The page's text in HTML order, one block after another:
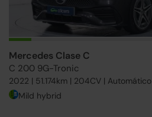
Mercedes Clase C
C 200 9G-Tronic
2022 | 51.174km | 204CV | Automático
Mild hybrid